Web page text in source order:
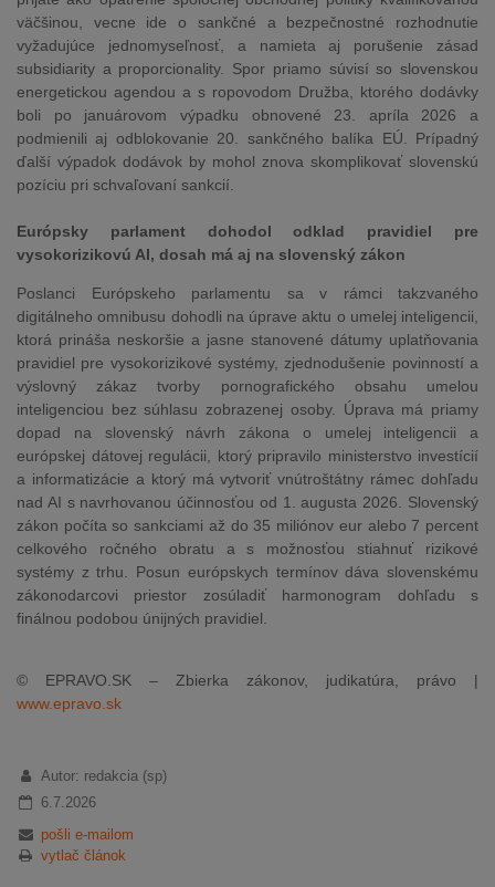
väčšinou, vecne ide o sankčné a bezpečnostné rozhodnutie
vyžadujúce jednomyseľnosť, a namieta aj porušenie zásad
subsidiarity a proporcionality. Spor priamo súvisí so slovenskou
energetickou agendou a s ropovodom Družba, ktorého dodávky
boli po januárovom výpadku obnovené 23. apríla 2026 a
podmienili aj odblokovanie 20. sankčného balíka EÚ. Prípadný
ďalší výpadok dodávok by mohol znova skomplikovať slovenskú
pozíciu pri schvaľovaní sankcií.
Európsky parlament dohodol odklad pravidiel pre
vysokorizikovú AI, dosah má aj na slovenský zákon
Poslanci Európskeho parlamentu sa v rámci takzvaného
digitálneho omnibusu dohodli na úprave aktu o umelej inteligencii,
ktorá prináša neskoršie a jasne stanovené dátumy uplatňovania
pravidiel pre vysokorizikové systémy, zjednodušenie povinností a
výslovný zákaz tvorby pornografického obsahu umelou
inteligenciou bez súhlasu zobrazenej osoby. Úprava má priamy
dopad na slovenský návrh zákona o umelej inteligencii a
európskej dátovej regulácii, ktorý pripravilo ministerstvo investícií
a informatizácie a ktorý má vytvoriť vnútroštátny rámec dohľadu
nad AI s navrhovanou účinnosťou od 1. augusta 2026. Slovenský
zákon počíta so sankciami až do 35 miliónov eur alebo 7 percent
celkového ročného obratu a s možnosťou stiahnuť rizikové
systémy z trhu. Posun európskych termínov dáva slovenskému
zákonodarcovi priestor zosúladiť harmonogram dohľadu s
finálnou podobou únijných pravidiel.
© EPRAVO.SK – Zbierka zákonov, judikatúra, právo |
www.epravo.sk
Autor: redakcia (sp)
6.7.2026
pošli e-mailom
vytlač článok